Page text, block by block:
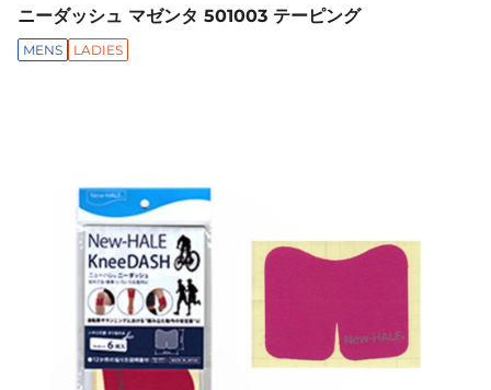
ニーダッシュ マゼンタ 501003 テーピング
MENS LADIES